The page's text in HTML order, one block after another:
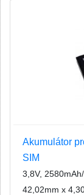
Akumulátor
SIM
3,8V,
42,02mm x